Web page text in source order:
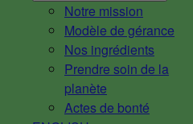
Notre mission
Modèle de gérance
Nos ingrédients
Prendre soin de la
planète
Actes de bonté